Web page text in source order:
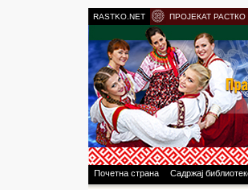
RASTKO.NET ПРОЈЕКАТ РАСТКО
Почетна страна Садржај